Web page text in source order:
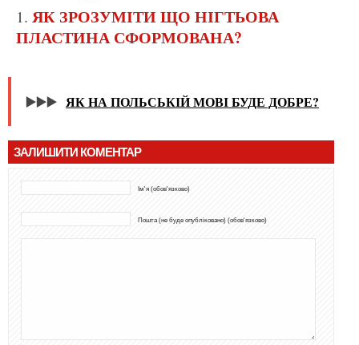
ЯК ЗРОЗУМІТИ ЩО НІГТЬОВА
ПЛАСТИНА СФОРМОВАНА?
▶️▶️▶️ ЯК НА ПОЛЬСЬКІЙ МОВІ БУДЕ ДОБРЕ?
ЗАЛИШИТИ КОМЕНТАР
Ім'я (обов'язково)
Пошта (не буде опубліковано) (обов'язково)